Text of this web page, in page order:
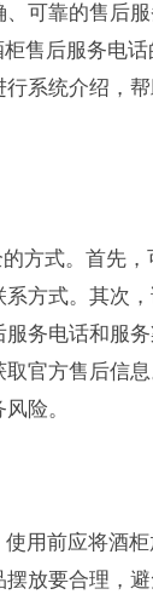
可靠的售后
售后服务电
系统介绍，
方式。首先
方式。其次
务电话和服
官方售后信
险。
用前应将酒
放要合理，